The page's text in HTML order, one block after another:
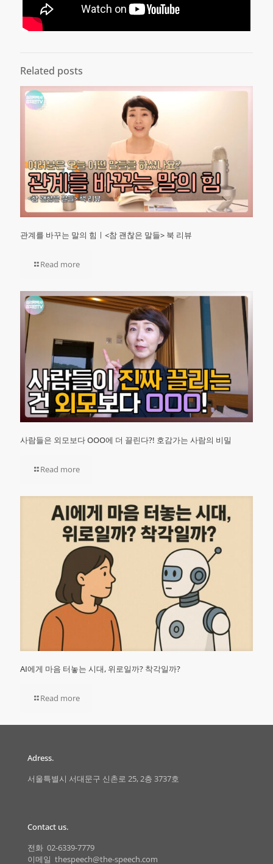
Related posts
관계를 바꾸는 말의 힘ㅣ<참 괜찮은 말들> 북 리뷰
Read more
사람들은 외모보다 OOO에 더 끌린다?! 호감가는 사람의 비밀
Read more
AI에게 마음 터놓는 시대, 위로일까? 착각일까?
Read more
Adress.
서울특별시 서대문구 신촌로 25, 2층 3737호
Contact us.
전화 02-6339-7779
이메일 thespeech@the-speech.com